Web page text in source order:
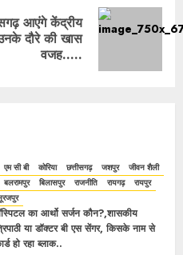
आएंगे केंद्रीय
दौरे की खास
वजह…..
एम सी बी कोरिया छत्तीसगढ़ जशपुर
जीवन शैली
बलरामपुर बिलासपुर राजनीति रायगढ़
रायपुर
का आर्थो सर्जन कौन?,शासकीय
या डॉक्टर बी एस सेंगर, किसके नाम से
हो रहा ब्लाक..